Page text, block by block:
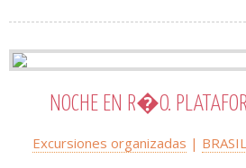
NOCHE EN R�O.
Excursiones organizadas | BRASIL